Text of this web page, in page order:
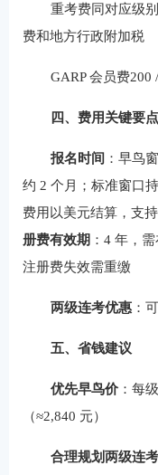
重考费同对应级
费和地方行政附加税
GARP 会员费
四、费用关键要
报名时间 ：早鸟
约 2 个月；标准窗口
费用以美元结算，支
册费有效期 ：4 年，
注册费失效需重缴
两级连考优惠：
五、省钱建议
优先早鸟价：每
（≈2,840 元）
合理规划两级连考